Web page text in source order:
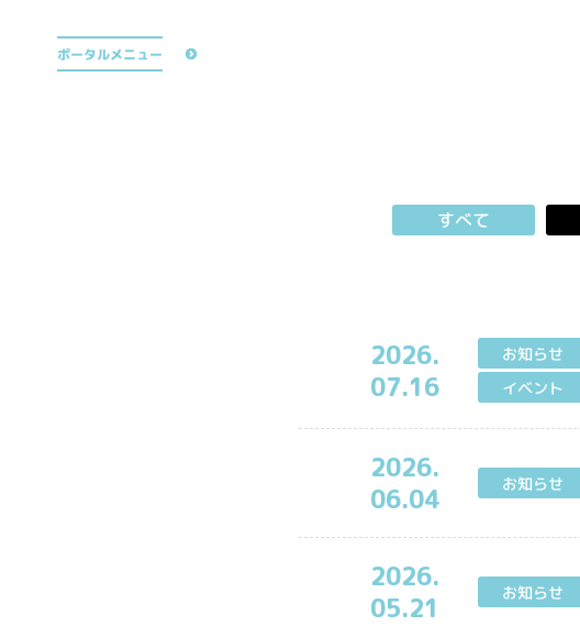
ポータルメニュー
公式TikTok
すべて
2026.
07.16
お知らせ
イベント
2026.
06.04
お知らせ
2026.
05.21
お知らせ